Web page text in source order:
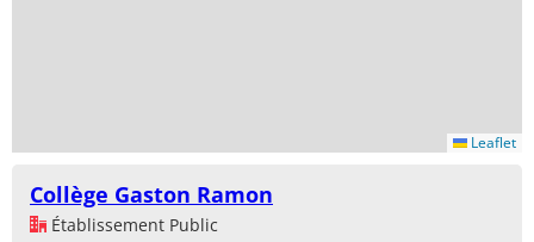
Leaflet
Collège Gaston Ramon
Établissement Public